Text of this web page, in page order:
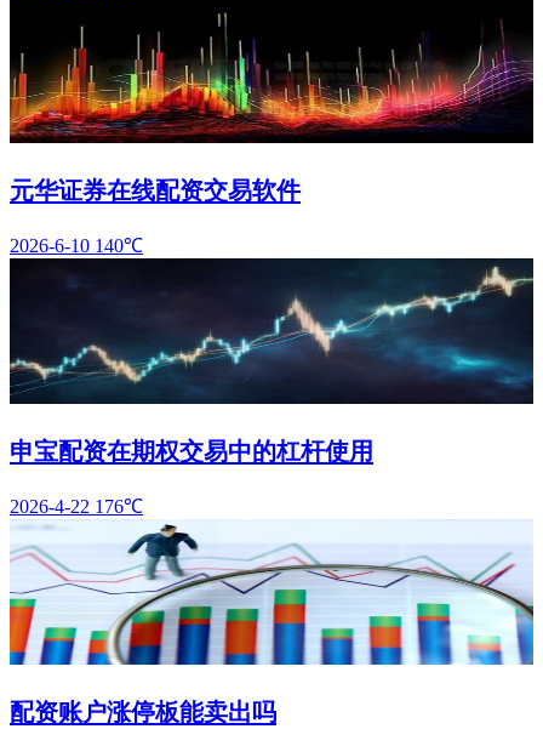
元华证券在线配资交易软件
2026-6-10 140℃
申宝配资在期权交易中的杠杆使用
2026-4-22 176℃
配资账户涨停板能卖出吗